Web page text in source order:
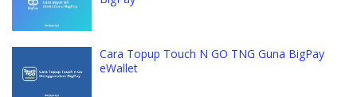
Cara Topup Touch N GO TNG Guna BigPay
eWallet